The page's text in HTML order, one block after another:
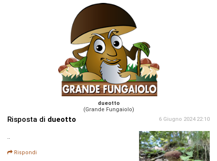
dueotto
(Grande Fungaiolo)
Risposta di dueotto 6 Giugno 2024 22:10
..
Rispondi